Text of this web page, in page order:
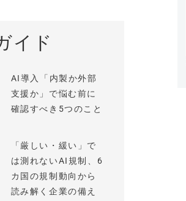
イド
AI導入「内製か外部
支援か」で悩む前に
確認すべき5つのこと
「厳しい・緩い」で
は測れないAI規制、6
カ国の規制動向から
読み解く企業の備え